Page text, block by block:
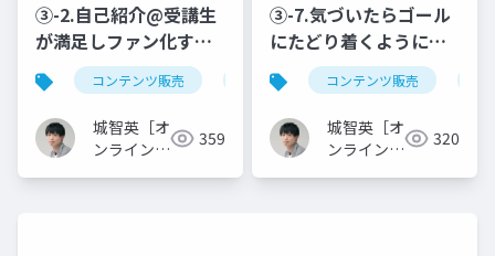
③-2.自己紹介@受講生
が満足しファン化する
オンライン講座カリキ
ュラムの作り方！アウ
トラインを作り込む台
本制作で「話せな
い…」を無くす
コンテンツ販売 オンライン講座 カリキュラム制作
城智英［オ
ンライン講
359
③-7.気づいたらゴール
にたどり着くように全
体設計する@受講生が
満足しファン化するオ
ンライン講座カリキュ
ラムの作り方！アウト
ラインを作り込む台本
コンテンツ販売
城智英［オ
ンライン講
320